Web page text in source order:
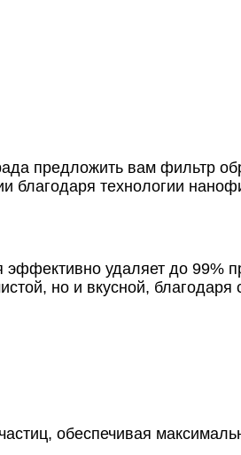
предложить вам фильтр
благодаря технологии
удаляет до 99%
но и вкусной,
обеспечивая